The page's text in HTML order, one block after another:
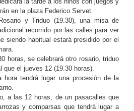
en la plaza Federico Servet.
y Triduo (19.30), una misa de
recorrido por las calles para ver
siendo habitual estará presidido por el
horas, se celebrará otro rosario, triduo
el jueves 12 (19.30 horas).
tendrá lugar una procesión de la
a las 12 horas, de un pasacalles que
y comparsas que tendrá lugar a